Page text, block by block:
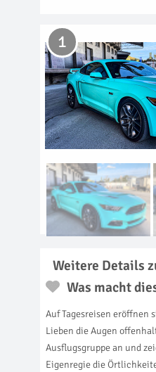
1
Weitere Details
Was macht
Auf Tagesreisen eröffnen
Lieben die Augen
Ausflugsgruppe an und
Eigenregie die